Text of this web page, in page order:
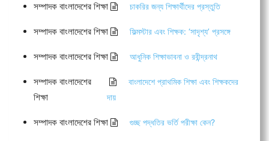
সম্পাদক বাংলাদেশের শিক্ষা চাকরির জন্য শিক্ষার্থীদের প্রস্তুতি
সম্পাদক বাংলাদেশের শিক্ষা ফিল্মস্টার এবং শিক্ষক: ‘সাদৃশ্য’ প্রসঙ্গে
সম্পাদক বাংলাদেশের শিক্ষা আধুনিক শিক্ষাভাবনা ও রবীন্দ্রনাথ
সম্পাদক বাংলাদেশের
শিক্ষা
বাংলাদেশে প্রাথমিক শিক্ষা এবং শিক্ষকদের
দায়
সম্পাদক বাংলাদেশের শিক্ষা গুচ্ছ পদ্ধতির ভর্তি পরীক্ষা কেন?